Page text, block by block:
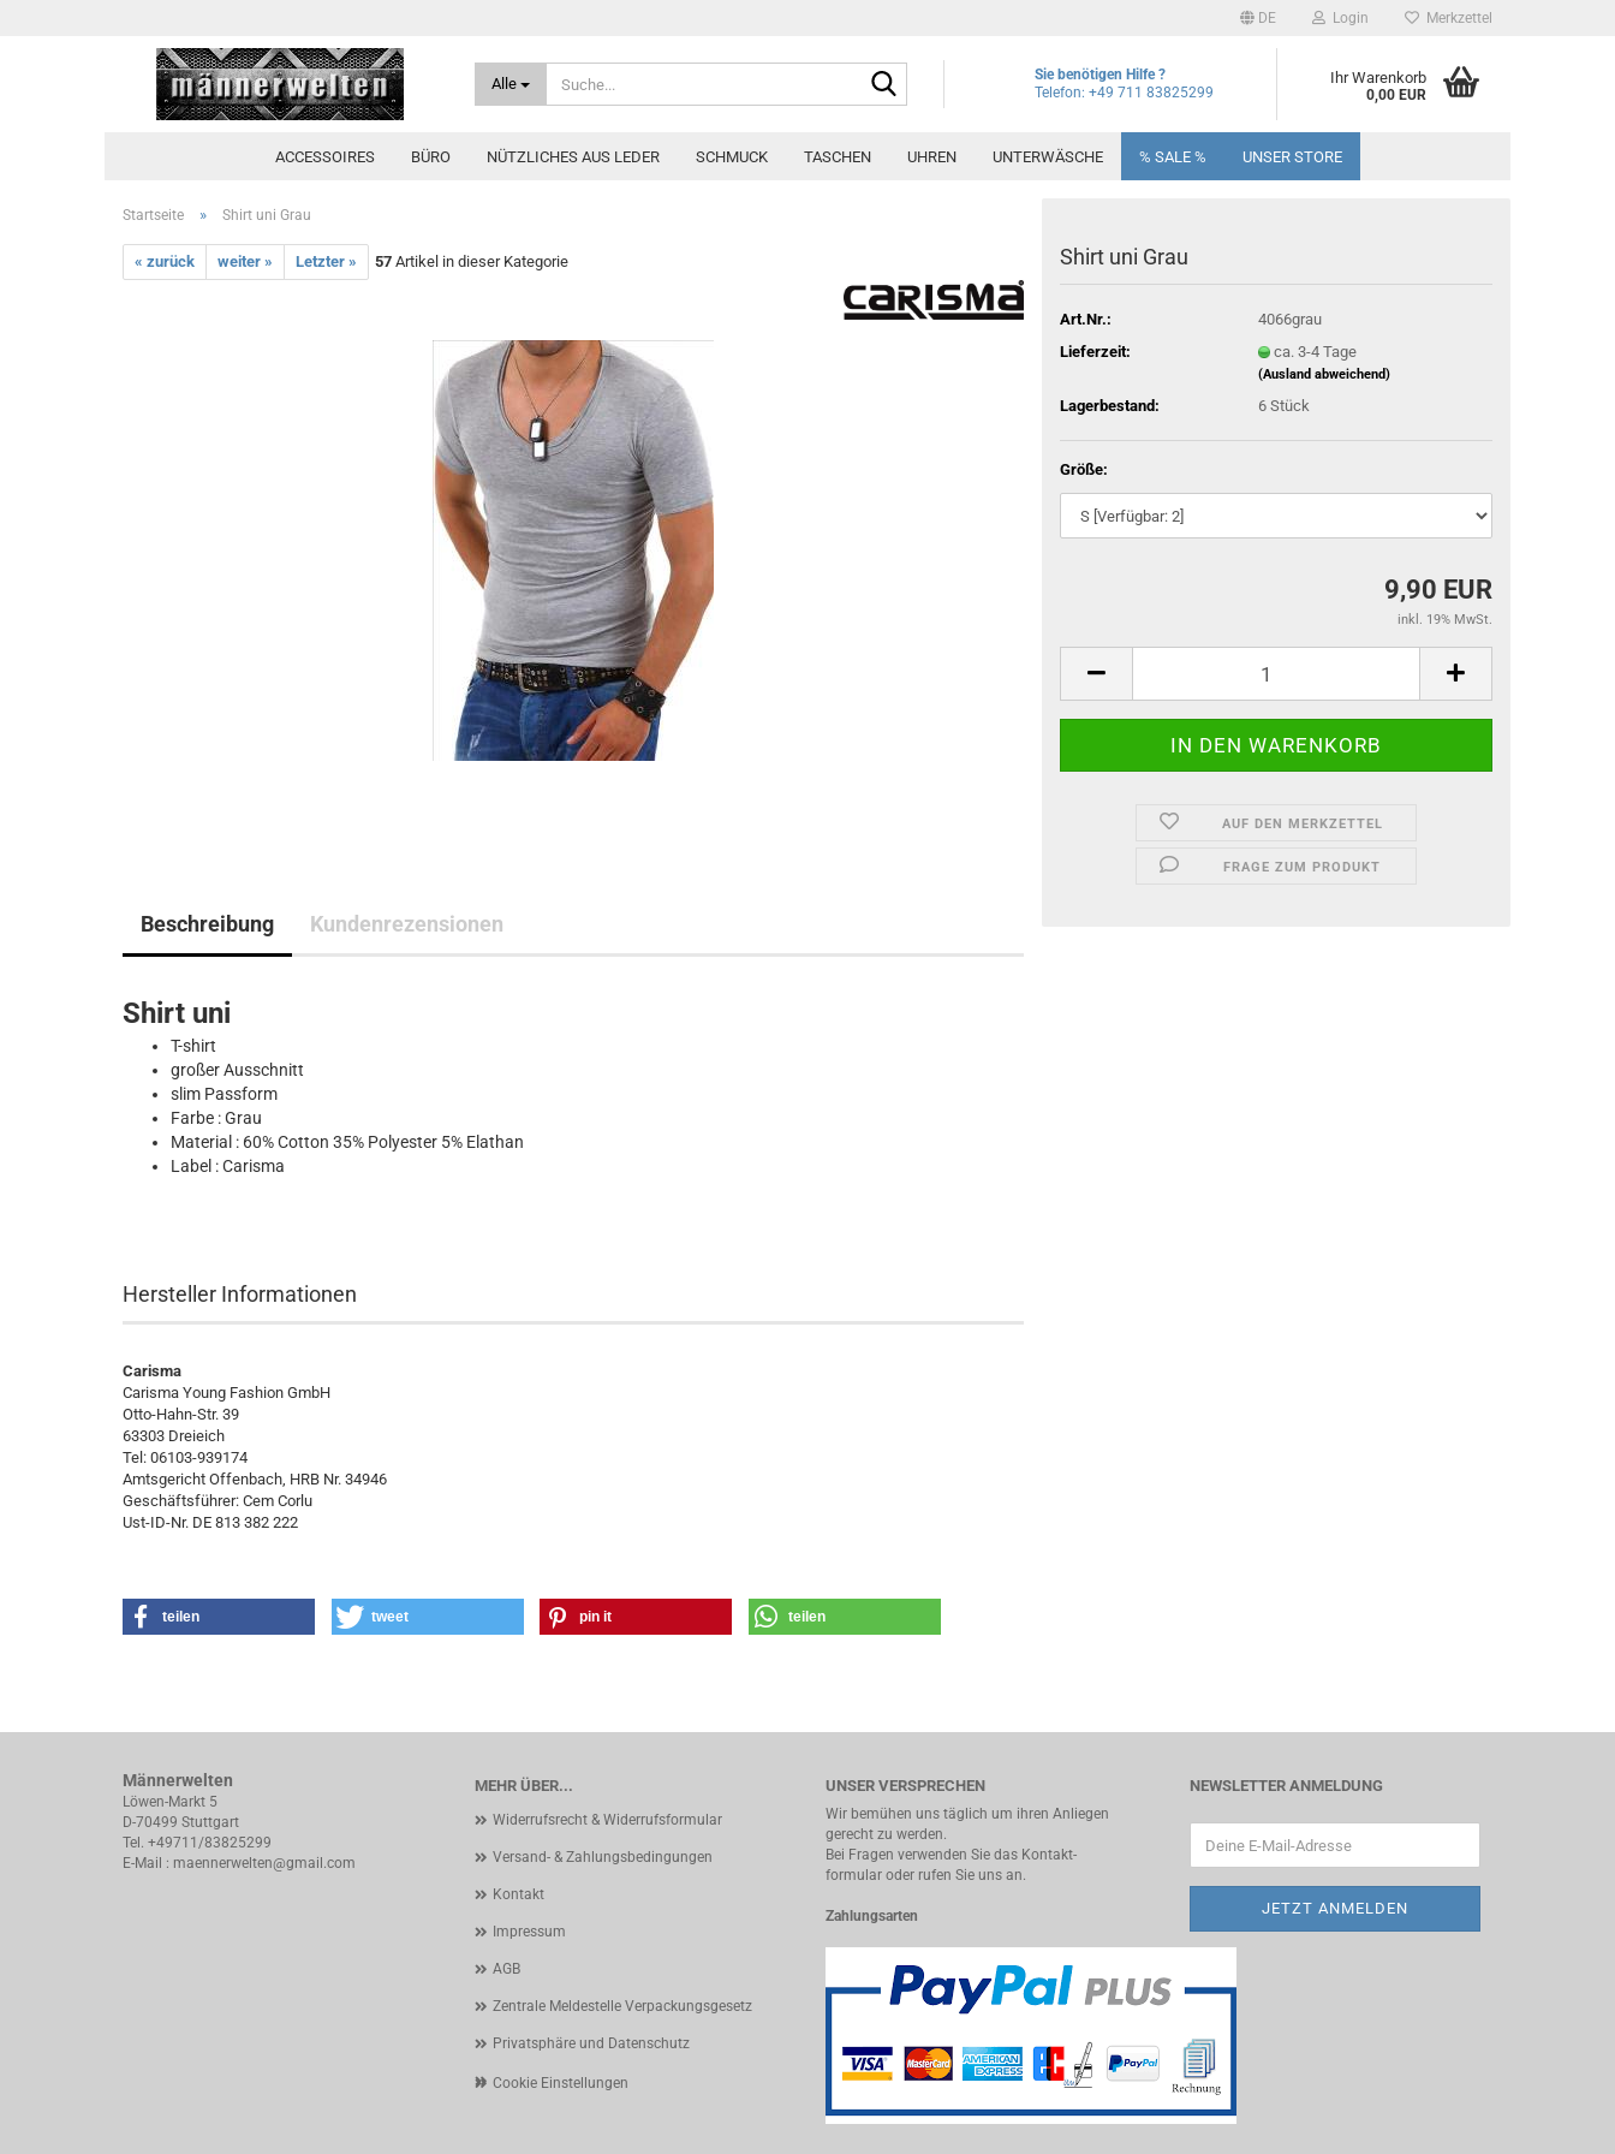
DE Login Merkzettel
Alle
Sie benötigen Hilfe ?
Telefon: +49 711 83825299
Ihr Warenkorb
0,00 EUR
ACCESSOIRES BÜRO NÜTZLICHES AUS LEDER SCHMUCK TASCHEN UHREN UNTERWÄSCHE % SALE % UNSER STORE
Startseite » Shirt uni Grau
« zurück weiter » Letzter » 57 Artikel in dieser Kategorie Shirt uni Grau
Art.Nr.:
4066grau
Lieferzeit:
ca. 3-4 Tage
(Ausland abweichend)
Lagerbestand: 6 Stück
Größe:
9,90 EUR
inkl. 19% MwSt.
AUF DEN MERKZETTEL
FRAGE ZUM PRODUKT
Beschreibung Kundenrezensionen
Shirt uni
T-shirt
großer Ausschnitt
slim Passform
Farbe : Grau
Material : 60% Cotton 35% Polyester 5% Elathan
Label : Carisma
Hersteller Informationen
Carisma
Carisma Young Fashion GmbH
Otto-Hahn-Str. 39
63303 Dreieich
Tel: 06103-939174
Amtsgericht Offenbach, HRB Nr. 34946
Geschäftsführer: Cem Corlu
Ust-ID-Nr. DE 813 382 222
teilen tweet pin it teilen
MEHR ÜBER...
Widerrufsrecht & Widerrufsformular
Versand- & Zahlungsbedingungen
Kontakt
Impressum
AGB
Zentrale Meldestelle Verpackungsgesetz
Privatsphäre und Datenschutz
Cookie Einstellungen
UNSER VERSPRECHEN
Wir bemühen uns täglich um ihren Anliegen
gerecht zu werden.
Bei Fragen verwenden Sie das Kontakt-
formular oder rufen Sie uns an.
Zahlungsarten
NEWSLETTER ANMELDUNG
Männerwelten
Löwen-Markt 5
D-70499 Stuttgart
Tel. +49711/83825299
E-Mail : maennerwelten@gmail.com